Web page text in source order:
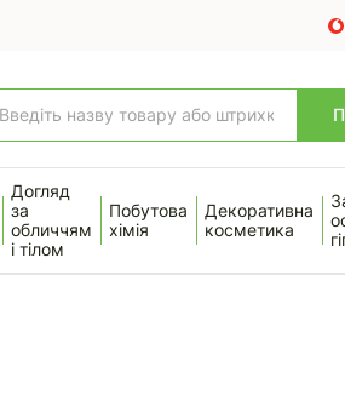
Догляд
за
обличчям
і тілом
Побутова
хімія
Декоративна
косметика